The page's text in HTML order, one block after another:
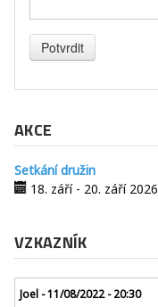
Potvrdit
AKCE
Setkání družin
18. září- 20. září 2026
VZKAZNÍK
Joel - 11/08/2022 - 20:30